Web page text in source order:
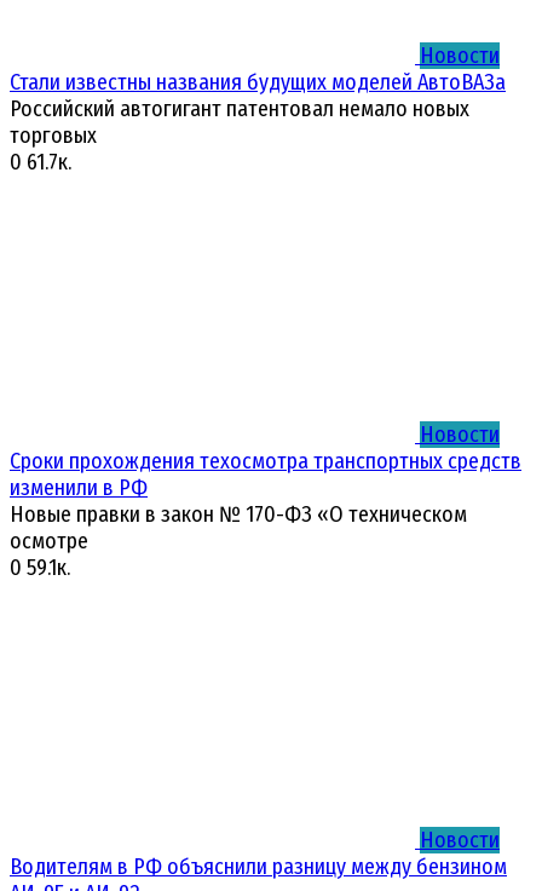
Новости
Стали известны названия будущих моделей АвтоВАЗа
Российский автогигант патентовал немало новых
торговых
0 61.7к.
Новости
Сроки прохождения техосмотра транспортных средств
изменили в РФ
Новые правки в закон № 170-ФЗ «О техническом
осмотре
0 59.1к.
Новости
Водителям в РФ объяснили разницу между бензином